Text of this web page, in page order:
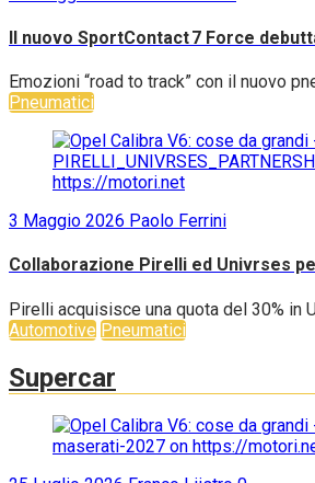
Il nuovo SportContact 7 Force
Emozioni “road to track” con il nuovo
Pneumatici
3 Maggio 2026 Paolo Ferrini
Collaborazione Pirelli ed Univrses
Pirelli acquisisce una quota del 30% in
Automotive Pneumatici
Supercar